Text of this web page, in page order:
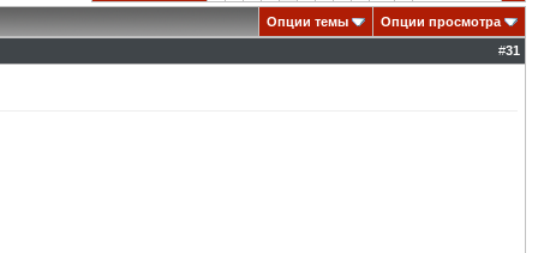
Опции темы
Опции просмотра
#31